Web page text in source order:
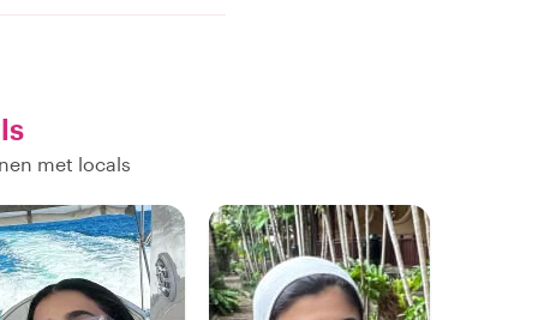
met locals